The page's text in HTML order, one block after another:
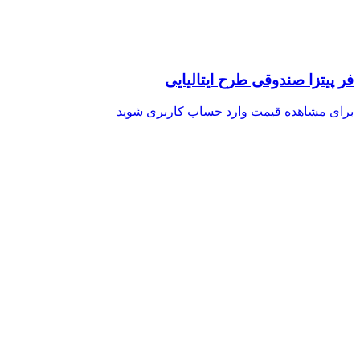
فر پیتزا صندوقی طرح ایتالیایی
برای مشاهده قیمت وارد حساب کاربری شوید